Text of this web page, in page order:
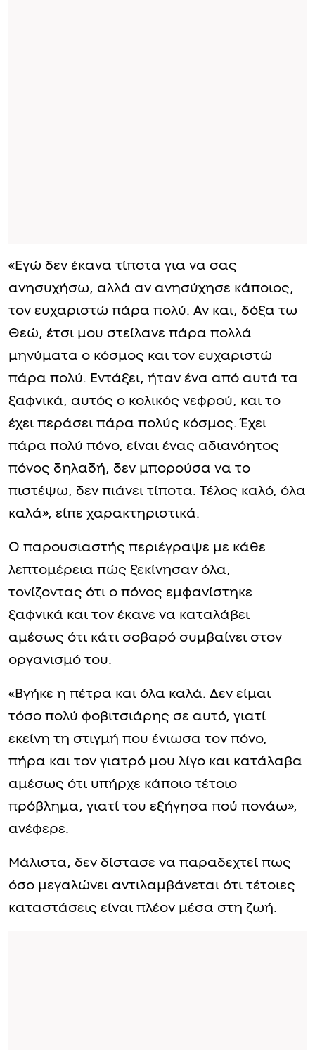
«Εγώ δεν έκανα τίποτα για να σας
ανησυχήσω, αλλά αν ανησύχησε κάποιος,
τον ευχαριστώ πάρα πολύ. Αν και, δόξα τω
Θεώ, έτσι μου στείλανε πάρα πολλά
μηνύματα ο κόσμος και τον ευχαριστώ
πάρα πολύ. Εντάξει, ήταν ένα από αυτά τα
ξαφνικά, αυτός ο κολικός νεφρού, και το
έχει περάσει πάρα πολύς κόσμος. Έχει
πάρα πολύ πόνο, είναι ένας αδιανόητος
πόνος δηλαδή, δεν μπορούσα να το
πιστέψω, δεν πιάνει τίποτα. Τέλος καλό, όλα
καλά», είπε χαρακτηριστικά.
Ο παρουσιαστής περιέγραψε με κάθε
λεπτομέρεια πώς ξεκίνησαν όλα,
τονίζοντας ότι ο πόνος εμφανίστηκε
ξαφνικά και τον έκανε να καταλάβει
αμέσως ότι κάτι σοβαρό συμβαίνει στον
οργανισμό του.
«Βγήκε η πέτρα και όλα καλά. Δεν είμαι
τόσο πολύ φοβιτσιάρης σε αυτό, γιατί
εκείνη τη στιγμή που ένιωσα τον πόνο,
πήρα και τον γιατρό μου λίγο και κατάλαβα
αμέσως ότι υπήρχε κάποιο τέτοιο
πρόβλημα, γιατί του εξήγησα πού πονάω»,
ανέφερε.
Μάλιστα, δεν δίστασε να παραδεχτεί πως
όσο μεγαλώνει αντιλαμβάνεται ότι τέτοιες
καταστάσεις είναι πλέον μέσα στη ζωή.